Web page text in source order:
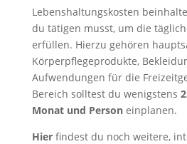
Lebenshaltungskosten
du tätigen musst, um die
erfüllen. Hierzu gehören
Körperpflegeprodukte,
Aufwendungen für die
Bereich solltest du wenigstens
Monat und Personeinplanen.
Hierfindest du noch weitere,